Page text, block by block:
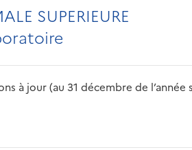
SUPERIEURE
à jour (au 31 décembre de